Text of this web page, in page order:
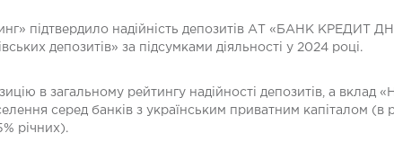
підтвердило надійність депозитів АТ «БАНК КРЕДИТ
депозитів» за підсумками діяльності у 2024 році.
в загальному рейтингу надійності депозитів, а вклад
серед банків з українським приватним капіталом (в
річних).